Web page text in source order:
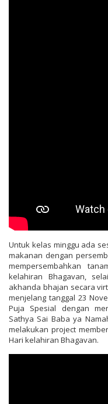
Untuk kelas minggu ada
makanan dengan
mempersembahkan
kelahiran Bhagavan,
akhanda bhajan secara
menjelang tanggal 23
Puja Spesial dengan
Sathya Sai Baba ya
melakukan project
Hari kelahiran Bhagavan.